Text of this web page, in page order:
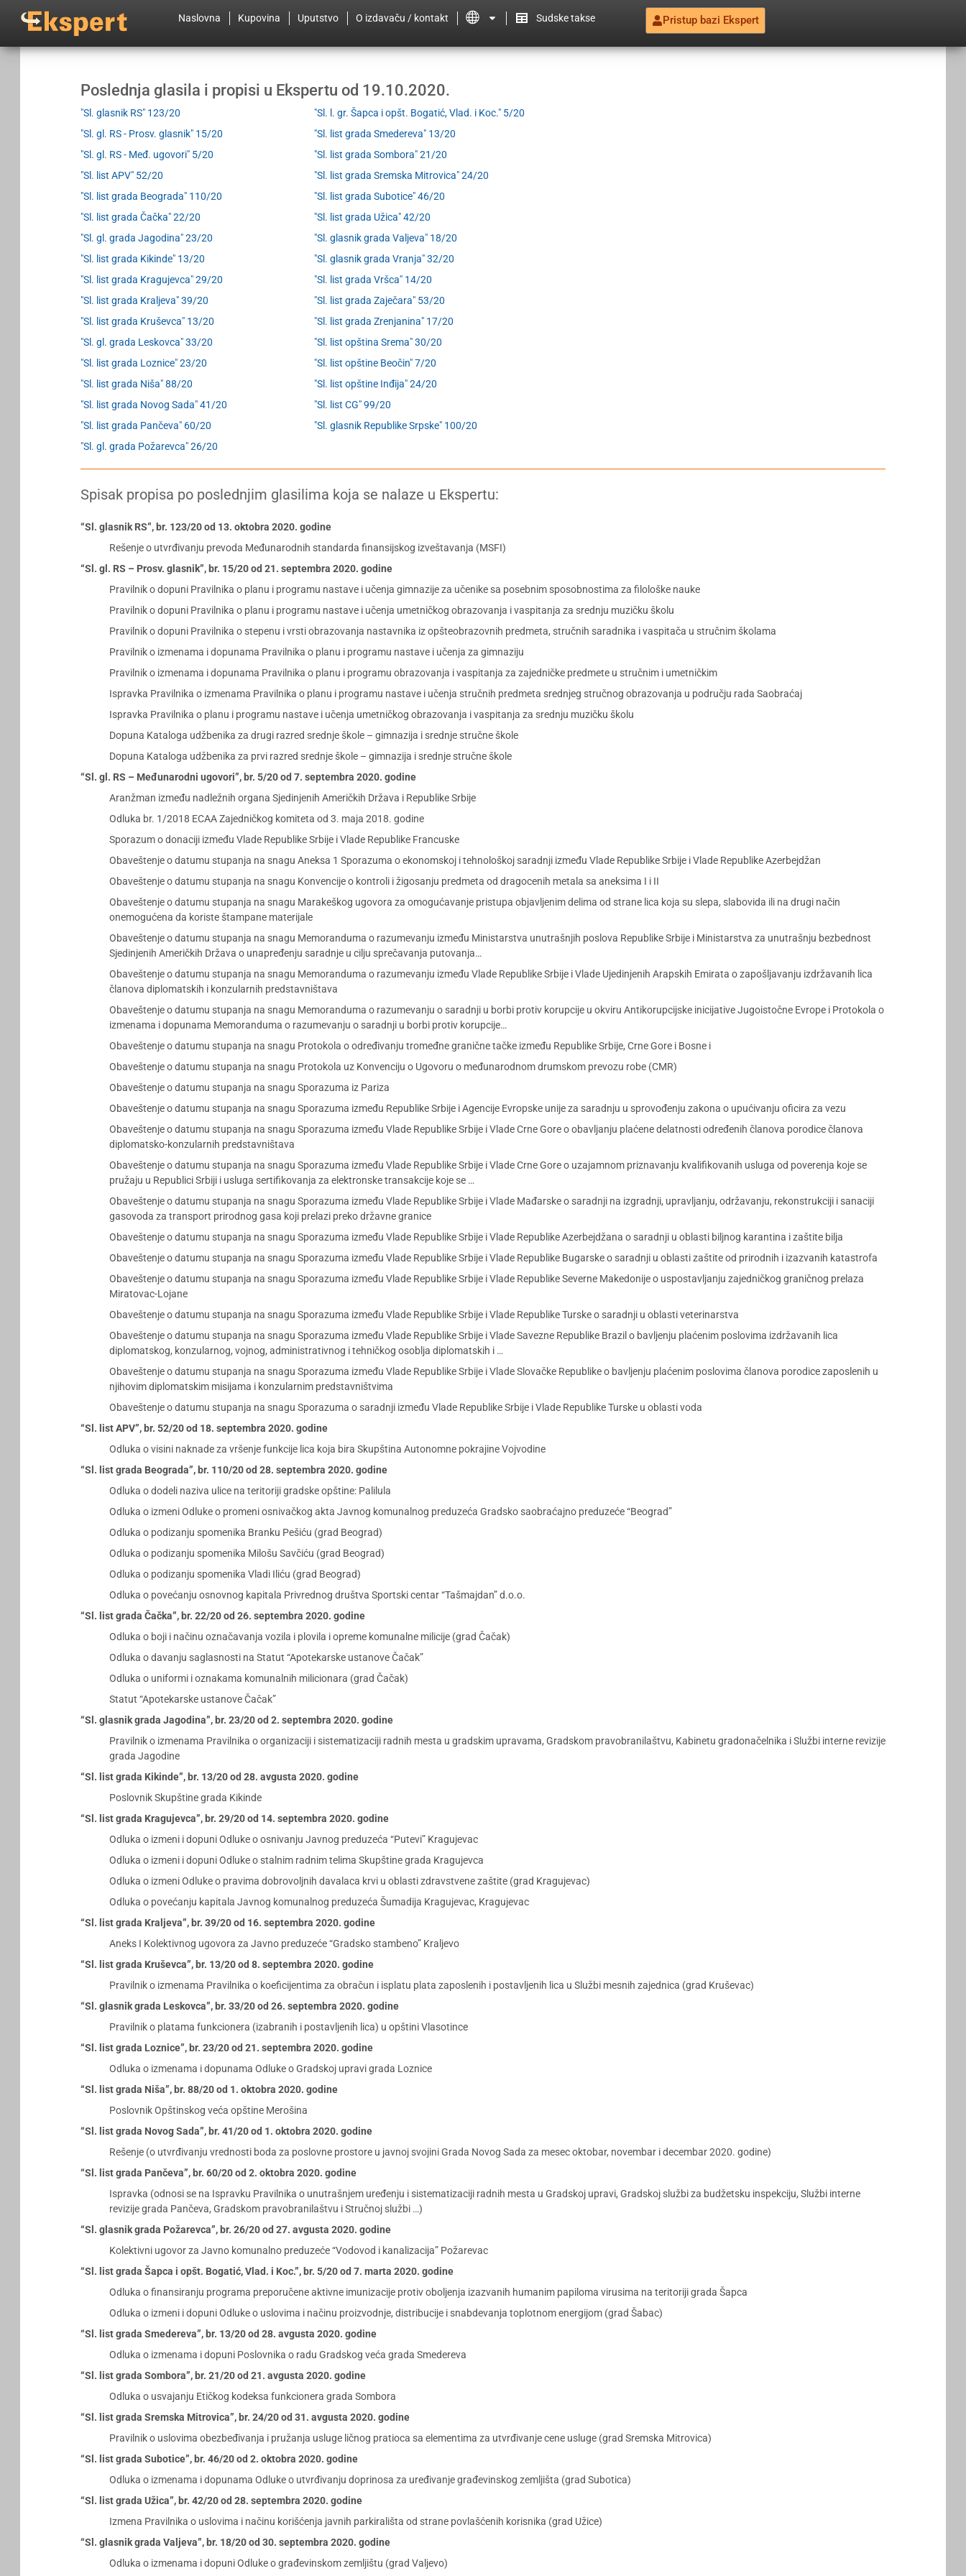
Naslovna Kupovina Uputstvo O izdavaču / kontakt Sudske takse Pristup bazi Ekspert
Poslednja glasila i propisi u Ekspertu od 19.10.2020.
"Sl. glasnik RS" 123/20
"Sl. gl. RS - Prosv. glasnik" 15/20
"Sl. gl. RS - Međ. ugovori" 5/20
"Sl. list APV" 52/20
"Sl. list grada Beograda" 110/20
"Sl. list grada Čačka" 22/20
"Sl. gl. grada Jagodina" 23/20
"Sl. list grada Kikinde" 13/20
"Sl. list grada Kragujevca" 29/20
"Sl. list grada Kraljeva" 39/20
"Sl. list grada Kruševca" 13/20
"Sl. gl. grada Leskovca" 33/20
"Sl. list grada Loznice" 23/20
"Sl. list grada Niša" 88/20
"Sl. list grada Novog Sada" 41/20
"Sl. list grada Pančeva" 60/20
"Sl. gl. grada Požarevca" 26/20
"Sl. l. gr. Šapca i opšt. Bogatić, Vlad. i Koc." 5/20
"Sl. list grada Smedereva" 13/20
"Sl. list grada Sombora" 21/20
"Sl. list grada Sremska Mitrovica" 24/20
"Sl. list grada Subotice" 46/20
"Sl. list grada Užica" 42/20
"Sl. glasnik grada Valjeva" 18/20
"Sl. glasnik grada Vranja" 32/20
"Sl. list grada Vršca" 14/20
"Sl. list grada Zaječara" 53/20
"Sl. list grada Zrenjanina" 17/20
"Sl. list opština Srema" 30/20
"Sl. list opštine Beočin" 7/20
"Sl. list opštine Inđija" 24/20
"Sl. list CG" 99/20
"Sl. glasnik Republike Srpske" 100/20
Spisak propisa po poslednjim glasilima koja se nalaze u Ekspertu:
“Sl. glasnik RS”, br. 123/20 od 13. oktobra 2020. godine
Rešenje o utvrđivanju prevoda Međunarodnih standarda finansijskog izveštavanja (MSFI)
“Sl. gl. RS – Prosv. glasnik”, br. 15/20 od 21. septembra 2020. godine
Pravilnik o dopuni Pravilnika o planu i programu nastave i učenja gimnazije za učenike sa posebnim sposobnostima za filološke nauke
Pravilnik o dopuni Pravilnika o planu i programu nastave i učenja umetničkog obrazovanja i vaspitanja za srednju muzičku školu
Pravilnik o dopuni Pravilnika o stepenu i vrsti obrazovanja nastavnika iz opšteobrazovnih predmeta, stručnih saradnika i vaspitača u stručnim školama
Pravilnik o izmenama i dopunama Pravilnika o planu i programu nastave i učenja za gimnaziju
Pravilnik o izmenama i dopunama Pravilnika o planu i programu obrazovanja i vaspitanja za zajedničke predmete u stručnim i umetničkim
Ispravka Pravilnika o izmenama Pravilnika o planu i programu nastave i učenja stručnih predmeta srednjeg stručnog obrazovanja u području rada Saobraćaj
Ispravka Pravilnika o planu i programu nastave i učenja umetničkog obrazovanja i vaspitanja za srednju muzičku školu
Dopuna Kataloga udžbenika za drugi razred srednje škole – gimnazija i srednje stručne škole
Dopuna Kataloga udžbenika za prvi razred srednje škole – gimnazija i srednje stručne škole
“Sl. gl. RS – Međunarodni ugovori”, br. 5/20 od 7. septembra 2020. godine
Aranžman između nadležnih organa Sjedinjenih Američkih Država i Republike Srbije
Odluka br. 1/2018 ECAA Zajedničkog komiteta od 3. maja 2018. godine
Sporazum o donaciji između Vlade Republike Srbije i Vlade Republike Francuske
Obaveštenje o datumu stupanja na snagu Aneksa 1 Sporazuma o ekonomskoj i tehnološkoj saradnji između Vlade Republike Srbije i Vlade Republike Azerbejdžan
Obaveštenje o datumu stupanja na snagu Konvencije o kontroli i žigosanju predmeta od dragocenih metala sa aneksima I i II
Obaveštenje o datumu stupanja na snagu Marakeškog ugovora za omogućavanje pristupa objavljenim delima od strane lica koja su slepa, slabovida ili na drugi način
onemogućena da koriste štampane materijale
Obaveštenje o datumu stupanja na snagu Memoranduma o razumevanju između Ministarstva unutrašnjih poslova Republike Srbije i Ministarstva za unutrašnju bezbednost
Sjedinjenih Američkih Država o unapređenju saradnje u cilju sprečavanja putovanja…
Obaveštenje o datumu stupanja na snagu Memoranduma o razumevanju između Vlade Republike Srbije i Vlade Ujedinjenih Arapskih Emirata o zapošljavanju izdržavanih lica
članova diplomatskih i konzularnih predstavništava
Obaveštenje o datumu stupanja na snagu Memoranduma o razumevanju o saradnji u borbi protiv korupcije u okviru Antikorupcijske inicijative Jugoistočne Evrope i Protokola o
izmenama i dopunama Memoranduma o razumevanju o saradnji u borbi protiv korupcije…
Obaveštenje o datumu stupanja na snagu Protokola o određivanju tromeđne granične tačke između Republike Srbije, Crne Gore i Bosne i
Obaveštenje o datumu stupanja na snagu Protokola uz Konvenciju o Ugovoru o međunarodnom drumskom prevozu robe (CMR)
Obaveštenje o datumu stupanja na snagu Sporazuma iz Pariza
Obaveštenje o datumu stupanja na snagu Sporazuma između Republike Srbije i Agencije Evropske unije za saradnju u sprovođenju zakona o upućivanju oficira za vezu
Obaveštenje o datumu stupanja na snagu Sporazuma između Vlade Republike Srbije i Vlade Crne Gore o obavljanju plaćene delatnosti određenih članova porodice članova
diplomatsko-konzularnih predstavništava
Obaveštenje o datumu stupanja na snagu Sporazuma između Vlade Republike Srbije i Vlade Crne Gore o uzajamnom priznavanju kvalifikovanih usluga od poverenja koje se
pružaju u Republici Srbiji i usluga sertifikovanja za elektronske transakcije koje se …
Obaveštenje o datumu stupanja na snagu Sporazuma između Vlade Republike Srbije i Vlade Mađarske o saradnji na izgradnji, upravljanju, održavanju, rekonstrukciji i sanaciji
gasovoda za transport prirodnog gasa koji prelazi preko državne granice
Obaveštenje o datumu stupanja na snagu Sporazuma između Vlade Republike Srbije i Vlade Republike Azerbejdžana o saradnji u oblasti biljnog karantina i zaštite bilja
Obaveštenje o datumu stupanja na snagu Sporazuma između Vlade Republike Srbije i Vlade Republike Bugarske o saradnji u oblasti zaštite od prirodnih i izazvanih katastrofa
Obaveštenje o datumu stupanja na snagu Sporazuma između Vlade Republike Srbije i Vlade Republike Severne Makedonije o uspostavljanju zajedničkog graničnog prelaza
Miratovac-Lojane
Obaveštenje o datumu stupanja na snagu Sporazuma između Vlade Republike Srbije i Vlade Republike Turske o saradnji u oblasti veterinarstva
Obaveštenje o datumu stupanja na snagu Sporazuma između Vlade Republike Srbije i Vlade Savezne Republike Brazil o bavljenju plaćenim poslovima izdržavanih lica
diplomatskog, konzularnog, vojnog, administrativnog i tehničkog osoblja diplomatskih i …
Obaveštenje o datumu stupanja na snagu Sporazuma između Vlade Republike Srbije i Vlade Slovačke Republike o bavljenju plaćenim poslovima članova porodice zaposlenih u
njihovim diplomatskim misijama i konzularnim predstavništvima
Obaveštenje o datumu stupanja na snagu Sporazuma o saradnji između Vlade Republike Srbije i Vlade Republike Turske u oblasti voda
“Sl. list APV”, br. 52/20 od 18. septembra 2020. godine
Odluka o visini naknade za vršenje funkcije lica koja bira Skupština Autonomne pokrajine Vojvodine
“Sl. list grada Beograda”, br. 110/20 od 28. septembra 2020. godine
Odluka o dodeli naziva ulice na teritoriji gradske opštine: Palilula
Odluka o izmeni Odluke o promeni osnivačkog akta Javnog komunalnog preduzeća Gradsko saobraćajno preduzeće “Beograd”
Odluka o podizanju spomenika Branku Pešiću (grad Beograd)
Odluka o podizanju spomenika Milošu Savčiću (grad Beograd)
Odluka o podizanju spomenika Vladi Iliću (grad Beograd)
Odluka o povećanju osnovnog kapitala Privrednog društva Sportski centar “Tašmajdan” d.o.o.
“Sl. list grada Čačka”, br. 22/20 od 26. septembra 2020. godine
Odluka o boji i načinu označavanja vozila i plovila i opreme komunalne milicije (grad Čačak)
Odluka o davanju saglasnosti na Statut “Apotekarske ustanove Čačak”
Odluka o uniformi i oznakama komunalnih milicionara (grad Čačak)
Statut “Apotekarske ustanove Čačak”
“Sl. glasnik grada Jagodina”, br. 23/20 od 2. septembra 2020. godine
Pravilnik o izmenama Pravilnika o organizaciji i sistematizaciji radnih mesta u gradskim upravama, Gradskom pravobranilaštvu, Kabinetu gradonačelnika i Službi interne revizije
grada Jagodine
“Sl. list grada Kikinde”, br. 13/20 od 28. avgusta 2020. godine
Poslovnik Skupštine grada Kikinde
“Sl. list grada Kragujevca”, br. 29/20 od 14. septembra 2020. godine
Odluka o izmeni i dopuni Odluke o osnivanju Javnog preduzeća “Putevi” Kragujevac
Odluka o izmeni i dopuni Odluke o stalnim radnim telima Skupštine grada Kragujevca
Odluka o izmeni Odluke o pravima dobrovoljnih davalaca krvi u oblasti zdravstvene zaštite (grad Kragujevac)
Odluka o povećanju kapitala Javnog komunalnog preduzeća Šumadija Kragujevac, Kragujevac
“Sl. list grada Kraljeva”, br. 39/20 od 16. septembra 2020. godine
Aneks I Kolektivnog ugovora za Javno preduzeće “Gradsko stambeno” Kraljevo
“Sl. list grada Kruševca”, br. 13/20 od 8. septembra 2020. godine
Pravilnik o izmenama Pravilnika o koeficijentima za obračun i isplatu plata zaposlenih i postavljenih lica u Službi mesnih zajednica (grad Kruševac)
“Sl. glasnik grada Leskovca”, br. 33/20 od 26. septembra 2020. godine
Pravilnik o platama funkcionera (izabranih i postavljenih lica) u opštini Vlasotince
“Sl. list grada Loznice”, br. 23/20 od 21. septembra 2020. godine
Odluka o izmenama i dopunama Odluke o Gradskoj upravi grada Loznice
“Sl. list grada Niša”, br. 88/20 od 1. oktobra 2020. godine
Poslovnik Opštinskog veća opštine Merošina
“Sl. list grada Novog Sada”, br. 41/20 od 1. oktobra 2020. godine
Rešenje (o utvrđivanju vrednosti boda za poslovne prostore u javnoj svojini Grada Novog Sada za mesec oktobar, novembar i decembar 2020. godine)
“Sl. list grada Pančeva”, br. 60/20 od 2. oktobra 2020. godine
Ispravka (odnosi se na Ispravku Pravilnika o unutrašnjem uređenju i sistematizaciji radnih mesta u Gradskoj upravi, Gradskoj službi za budžetsku inspekciju, Službi interne
revizije grada Pančeva, Gradskom pravobranilaštvu i Stručnoj službi …)
“Sl. glasnik grada Požarevca”, br. 26/20 od 27. avgusta 2020. godine
Kolektivni ugovor za Javno komunalno preduzeće “Vodovod i kanalizacija” Požarevac
“Sl. list grada Šapca i opšt. Bogatić, Vlad. i Koc.”, br. 5/20 od 7. marta 2020. godine
Odluka o finansiranju programa preporučene aktivne imunizacije protiv oboljenja izazvanih humanim papiloma virusima na teritoriji grada Šapca
Odluka o izmeni i dopuni Odluke o uslovima i načinu proizvodnje, distribucije i snabdevanja toplotnom energijom (grad Šabac)
“Sl. list grada Smedereva”, br. 13/20 od 28. avgusta 2020. godine
Odluka o izmenama i dopuni Poslovnika o radu Gradskog veća grada Smedereva
“Sl. list grada Sombora”, br. 21/20 od 21. avgusta 2020. godine
Odluka o usvajanju Etičkog kodeksa funkcionera grada Sombora
“Sl. list grada Sremska Mitrovica”, br. 24/20 od 31. avgusta 2020. godine
Pravilnik o uslovima obezbeđivanja i pružanja usluge ličnog pratioca sa elementima za utvrđivanje cene usluge (grad Sremska Mitrovica)
“Sl. list grada Subotice”, br. 46/20 od 2. oktobra 2020. godine
Odluka o izmenama i dopunama Odluke o utvrđivanju doprinosa za uređivanje građevinskog zemljišta (grad Subotica)
“Sl. list grada Užica”, br. 42/20 od 28. septembra 2020. godine
Izmena Pravilnika o uslovima i načinu korišćenja javnih parkirališta od strane povlašćenih korisnika (grad Užice)
“Sl. glasnik grada Valjeva”, br. 18/20 od 30. septembra 2020. godine
Odluka o izmenama i dopuni Odluke o građevinskom zemljištu (grad Valjevo)